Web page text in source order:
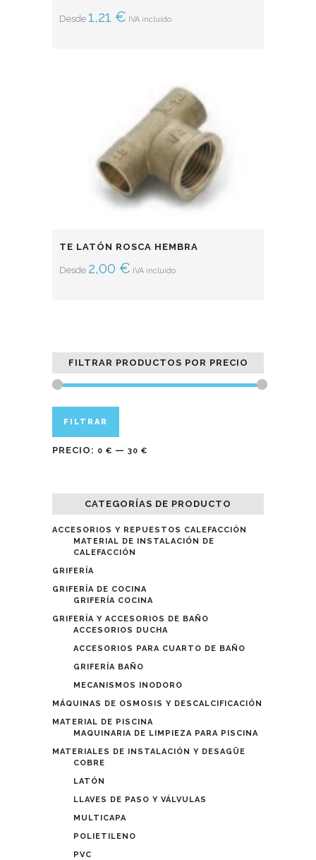
Desde 1,21 € IVA incluido
TE LATÓN ROSCA HEMBRA
Desde 2,00 € IVA incluido
FILTRAR PRODUCTOS POR PRECIO
FILTRAR
PRECIO: 0 € — 30 €
CATEGORÍAS DE PRODUCTO
ACCESORIOS Y REPUESTOS CALEFACCIÓN
MATERIAL DE INSTALACIÓN DE
CALEFACCIÓN
GRIFERÍA
GRIFERÍA DE COCINA
GRIFERÍA COCINA
GRIFERÍA Y ACCESORIOS DE BAÑO
ACCESORIOS DUCHA
ACCESORIOS PARA CUARTO DE BAÑO
GRIFERÍA BAÑO
MECANISMOS INODORO
MÁQUINAS DE OSMOSIS Y DESCALCIFICACIÓN
MATERIAL DE PISCINA
MAQUINARIA DE LIMPIEZA PARA PISCINA
MATERIALES DE INSTALACIÓN Y DESAGÜE
COBRE
LATÓN
LLAVES DE PASO Y VÁLVULAS
MULTICAPA
POLIETILENO
PVC